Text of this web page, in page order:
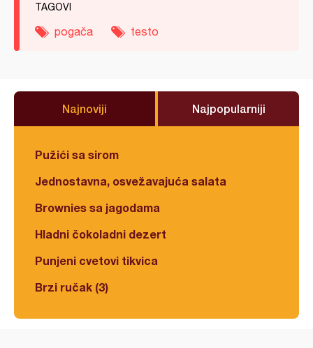
TAGOVI
pogača testo
Najnoviji Najpopularniji
Pužići sa sirom
Jednostavna, osvežavajuća salata
Brownies sa jagodama
Hladni čokoladni dezert
Punjeni cvetovi tikvica
Brzi ručak (3)